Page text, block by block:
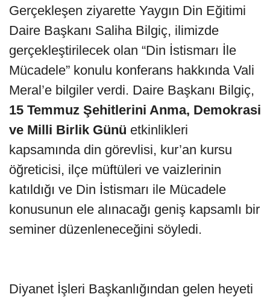
Gerçekleşen ziyarette Yaygın Din Eğitimi
Daire Başkanı Saliha Bilgiç, ilimizde
gerçekleştirilecek olan “Din İstismarı İle
Mücadele” konulu konferans hakkında Vali
Meral’e bilgiler verdi. Daire Başkanı Bilgiç,
15 Temmuz Şehitlerini Anma, Demokrasi
ve Milli Birlik Günü etkinlikleri
kapsamında din görevlisi, kur’an kursu
öğreticisi, ilçe müftüleri ve vaizlerinin
katıldığı ve Din İstismarı ile Mücadele
konusunun ele alınacağı geniş kapsamlı bir
seminer düzenleneceğini söyledi.
Diyanet İşleri Başkanlığından gelen heyeti